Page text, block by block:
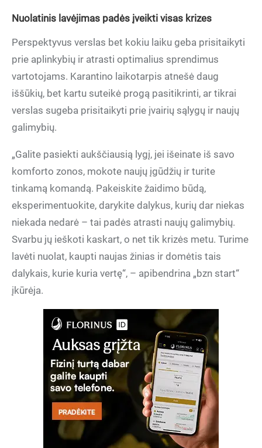
Nuolatinis lavėjimas padės įveikti visas krizes
Perspektyvus verslas bet kokiu laiku geba prisitaikyti
prie aplinkybių ir atrasti optimalius sprendimus
vartotojams. Karantino laikotarpis atnešė daug
iššūkių, bet kartu suteikė progą pasitikrinti, ar tikrai
verslas sugeba prisitaikyti prie įvairių sąlygų ir naujų
galimybių.
„Galite pasiekti aukščiausią lygį, jei išeinate iš savo
komforto zonos, mokote naujų įgūdžių ir turite
tinkamą komandą. Pakeiskite žaidimo būdą,
eksperimentuokite, darykite dalykus, kurių dar niekas
niekada nedarė – tai padės atrasti naujų galimybių.
Svarbu jų ieškoti kaskart, o net tik krizės metu. Turime
lavėti nuolat, kaupti naujas žinias ir domėtis tais
dalykais, kurie kuria vertę“, – apibendrina „bzn start“
įkūrėja.